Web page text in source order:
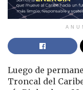
Luego de
Troncal del